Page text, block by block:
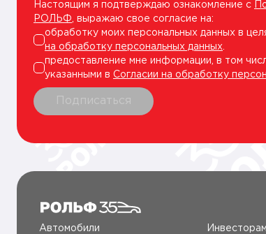
Настоящим я подтверждаю ознакомление с
РОЛЬФ , выражаю свое согласие на:
обработку моих персональных данных в
на обработку персональных данных
предоставление мне информации, в том
указанными в Согласии на обработку
Подписаться
Автомобили Инвесторам